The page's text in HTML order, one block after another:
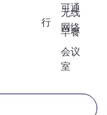
可通
行
无线
网络
早餐
会议
室